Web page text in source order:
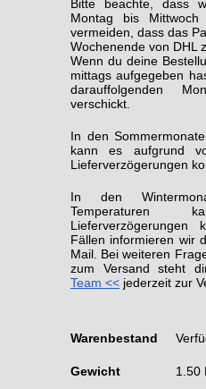
Bitte beachte, dass
Montag bis
vermeiden, dass das
Wochenende von DHL
Wenn du deine
mittags aufgegeben
darauffolgenden
verschickt.
In den
kann es aufgrund
Lieferverzögerungen
In den
Lieferverzögerungen
Fällen informieren wir
Mail. Bei weiteren
zum Versand steht
Team << jederzeit zur
Warenbestand
Gewicht 1.50